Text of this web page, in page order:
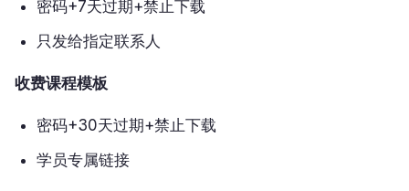
密码+7天过期+禁止下载
只发给指定联系人
收费课程模板
密码+30天过期+禁止下载
学员专属链接